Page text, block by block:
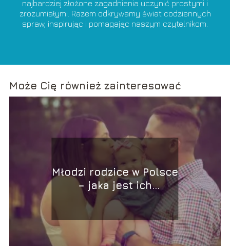
najbardziej złożone zagadnienia uczynić prostymi i
zrozumiałymi. Razem odkrywamy świat codziennych
spraw, inspirując i pomagając naszym czytelnikom.
Może Cię również zainteresować
Młodzi rodzice w Polsce
– jaka jest ich
sytuacja?